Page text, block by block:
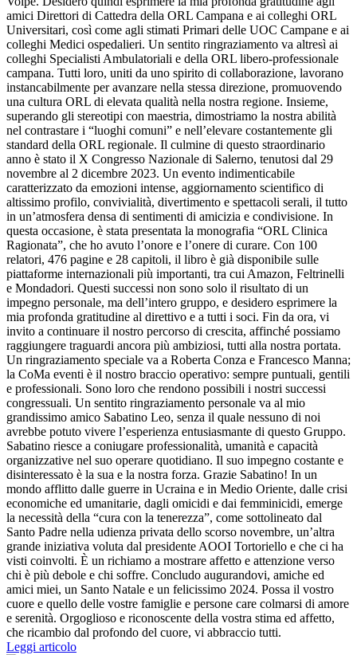
amici Direttori di Cattedra della ORL Campana e ai colleghi ORL
Universitari, così come agli stimati Primari delle UOC Campane e ai
colleghi Medici ospedalieri. Un sentito ringraziamento va altresì ai
colleghi Specialisti Ambulatoriali e della ORL libero-professionale
campana. Tutti loro, uniti da uno spirito di collaborazione, lavorano
instancabilmente per avanzare nella stessa direzione, promuovendo
una cultura ORL di elevata qualità nella nostra regione. Insieme,
superando gli stereotipi con maestria, dimostriamo la nostra abilità
nel contrastare i “luoghi comuni” e nell’elevare costantemente gli
standard della ORL regionale. Il culmine di questo straordinario
anno è stato il X Congresso Nazionale di Salerno, tenutosi dal 29
novembre al 2 dicembre 2023. Un evento indimenticabile
caratterizzato da emozioni intense, aggiornamento scientifico di
altissimo profilo, convivialità, divertimento e spettacoli serali, il tutto
in un’atmosfera densa di sentimenti di amicizia e condivisione. In
questa occasione, è stata presentata la monografia “ORL Clinica
Ragionata”, che ho avuto l’onore e l’onere di curare. Con 100
relatori, 476 pagine e 28 capitoli, il libro è già disponibile sulle
piattaforme internazionali più importanti, tra cui Amazon, Feltrinelli
e Mondadori. Questi successi non sono solo il risultato di un
impegno personale, ma dell’intero gruppo, e desidero esprimere la
mia profonda gratitudine al direttivo e a tutti i soci. Fin da ora, vi
invito a continuare il nostro percorso di crescita, affinché possiamo
raggiungere traguardi ancora più ambiziosi, tutti alla nostra portata.
Un ringraziamento speciale va a Roberta Conza e Francesco Manna;
la CoMa eventi è il nostro braccio operativo: sempre puntuali, gentili
e professionali. Sono loro che rendono possibili i nostri successi
congressuali. Un sentito ringraziamento personale va al mio
grandissimo amico Sabatino Leo, senza il quale nessuno di noi
avrebbe potuto vivere l’esperienza entusiasmante di questo Gruppo.
Sabatino riesce a coniugare professionalità, umanità e capacità
organizzative nel suo operare quotidiano. Il suo impegno costante e
disinteressato è la sua e la nostra forza. Grazie Sabatino! In un
mondo afflitto dalle guerre in Ucraina e in Medio Oriente, dalle crisi
economiche ed umanitarie, dagli omicidi e dai femminicidi, emerge
la necessità della “cura con la tenerezza”, come sottolineato dal
Santo Padre nella udienza privata dello scorso novembre, un’altra
grande iniziativa voluta dal presidente AOOI Tortoriello e che ci ha
visti coinvolti. È un richiamo a mostrare affetto e attenzione verso
chi è più debole e chi soffre. Concludo augurandovi, amiche ed
amici miei, un Santo Natale e un felicissimo 2024. Possa il vostro
cuore e quello delle vostre famiglie e persone care colmarsi di amore
e serenità. Orgoglioso e riconoscente della vostra stima ed affetto,
che ricambio dal profondo del cuore, vi abbraccio tutti.
Leggi articolo